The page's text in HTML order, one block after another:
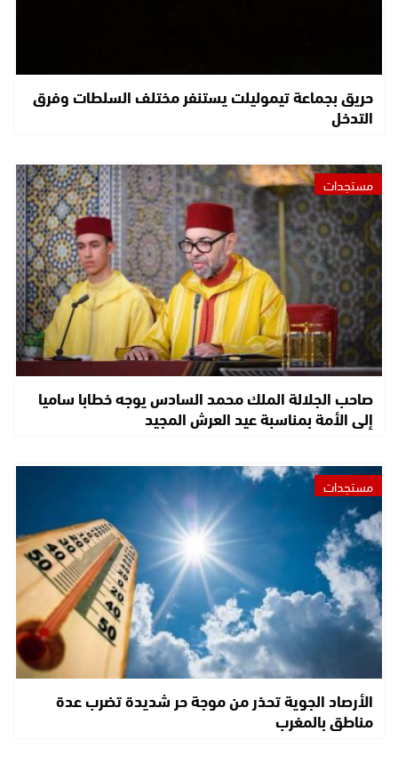
حريق بجماعة تيموليلت يستنفر مختلف السلطات وفرق
التدخل
مستجدات
صاحب الجلالة الملك محمد السادس يوجه خطابا ساميا
إلى الأمة بمناسبة عيد العرش المجيد
مستجدات
الأرصاد الجوية تحذر من موجة حر شديدة تضرب عدة
مناطق بالمغرب